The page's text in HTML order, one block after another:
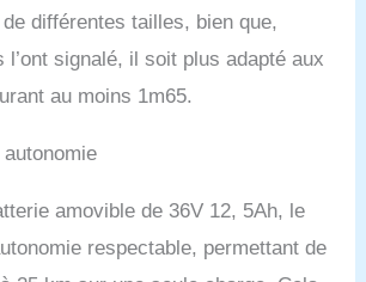
transporter une batterie
supplémentaire pour des
aventures plus longues,
ce qui la rend idéale pour
suspension: Affrontez
confortablement grâce à
la fourche avant
suspendue et à
différentes tailles, bien que,
l’ont signalé, il soit plus adapté aux
au moins 1m65.
amovible de 36V 12, 5Ah, le
respectable, permettant de